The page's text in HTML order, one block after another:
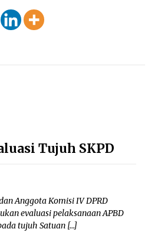
Tujuh SKPD
Anggota Komisi IV DPRD
evaluasi pelaksanaan APBD
tujuh Satuan […]